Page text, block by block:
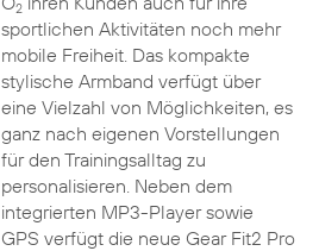
2
sportlichen Aktivitäten noch mehr
mobile Freiheit. Das kompakte
stylische Armband verfügt über
eine Vielzahl von Möglichkeiten, es
ganz nach eigenen Vorstellungen
für den Trainingsalltag zu
personalisieren. Neben dem
integrierten MP3-Player sowie
GPS verfügt die neue Gear Fit2 Pro